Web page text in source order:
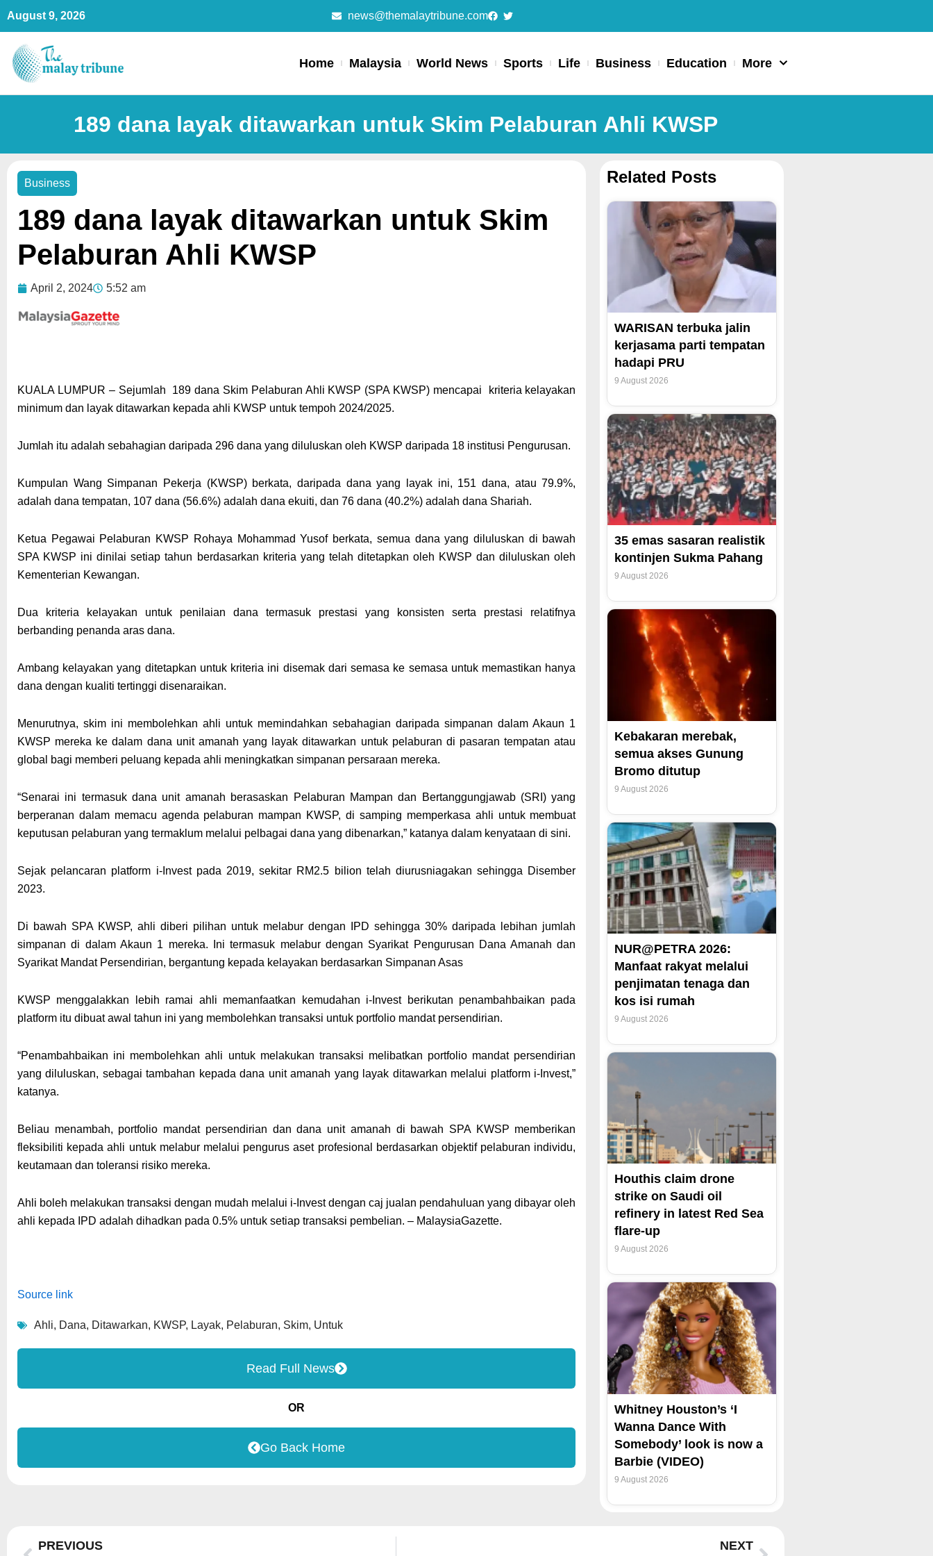
Skip
content
August 9, 2026 news@themalaytribune.com
Home Malaysia World News Sports Life Business Education More
189 dana layak ditawarkan untuk Skim Pelaburan Ahli KWSP
Business
189 dana layak ditawarkan untuk Skim
Pelaburan Ahli KWSP
April 2, 2024 5:52 am
KUALA LUMPUR – Sejumlah 189 dana Skim Pelaburan Ahli KWSP (SPA KWSP) mencapai kriteria kelayakan
minimum dan layak ditawarkan kepada ahli KWSP untuk tempoh 2024/2025.
Jumlah itu adalah sebahagian daripada 296 dana yang diluluskan oleh KWSP daripada 18 institusi Pengurusan.
Kumpulan Wang Simpanan Pekerja (KWSP) berkata, daripada dana yang layak ini, 151 dana, atau 79.9%,
adalah dana tempatan, 107 dana (56.6%) adalah dana ekuiti, dan 76 dana (40.2%) adalah dana Shariah.
Ketua Pegawai Pelaburan KWSP Rohaya Mohammad Yusof berkata, semua dana yang diluluskan di bawah
SPA KWSP ini dinilai setiap tahun berdasarkan kriteria yang telah ditetapkan oleh KWSP dan diluluskan oleh
Kementerian Kewangan.
Dua kriteria kelayakan untuk penilaian dana termasuk prestasi yang konsisten serta prestasi relatifnya
berbanding penanda aras dana.
Ambang kelayakan yang ditetapkan untuk kriteria ini disemak dari semasa ke semasa untuk memastikan hanya
dana dengan kualiti tertinggi disenaraikan.
Menurutnya, skim ini membolehkan ahli untuk memindahkan sebahagian daripada simpanan dalam Akaun 1
KWSP mereka ke dalam dana unit amanah yang layak ditawarkan untuk pelaburan di pasaran tempatan atau
global bagi memberi peluang kepada ahli meningkatkan simpanan persaraan mereka.
“Senarai ini termasuk dana unit amanah berasaskan Pelaburan Mampan dan Bertanggungjawab (SRI) yang
berperanan dalam memacu agenda pelaburan mampan KWSP, di samping memperkasa ahli untuk membuat
keputusan pelaburan yang termaklum melalui pelbagai dana yang dibenarkan,” katanya dalam kenyataan di sini.
Sejak pelancaran platform i-Invest pada 2019, sekitar RM2.5 bilion telah diurusniagakan sehingga Disember
2023.
Di bawah SPA KWSP, ahli diberi pilihan untuk melabur dengan IPD sehingga 30% daripada lebihan jumlah
simpanan di dalam Akaun 1 mereka. Ini termasuk melabur dengan Syarikat Pengurusan Dana Amanah dan
Syarikat Mandat Persendirian, bergantung kepada kelayakan berdasarkan Simpanan Asas
KWSP menggalakkan lebih ramai ahli memanfaatkan kemudahan i-Invest berikutan penambahbaikan pada
platform itu dibuat awal tahun ini yang membolehkan transaksi untuk portfolio mandat persendirian.
“Penambahbaikan ini membolehkan ahli untuk melakukan transaksi melibatkan portfolio mandat persendirian
yang diluluskan, sebagai tambahan kepada dana unit amanah yang layak ditawarkan melalui platform i-Invest,”
katanya.
Beliau menambah, portfolio mandat persendirian dan dana unit amanah di bawah SPA KWSP memberikan
fleksibiliti kepada ahli untuk melabur melalui pengurus aset profesional berdasarkan objektif pelaburan individu,
keutamaan dan toleransi risiko mereka.
Ahli boleh melakukan transaksi dengan mudah melalui i-Invest dengan caj jualan pendahuluan yang dibayar oleh
ahli kepada IPD adalah dihadkan pada 0.5% untuk setiap transaksi pembelian. – MalaysiaGazette.
Source link
Ahli, Dana, Ditawarkan, KWSP, Layak, Pelaburan, Skim, Untuk
Read Full News
OR
Go Back Home
Related Posts
WARISAN terbuka jalin
kerjasama parti tempatan
hadapi PRU
9 August 2026
35 emas sasaran realistik
kontinjen Sukma Pahang
9 August 2026
Kebakaran merebak,
semua akses Gunung
Bromo ditutup
9 August 2026
NUR@PETRA 2026:
Manfaat rakyat melalui
penjimatan tenaga dan
kos isi rumah
9 August 2026
Houthis claim drone
strike on Saudi oil
refinery in latest Red Sea
flare-up
9 August 2026
Whitney Houston’s ‘I
Wanna Dance With
Somebody’ look is now a
Barbie (VIDEO)
9 August 2026
Prev
PREVIOUS NEXTNext